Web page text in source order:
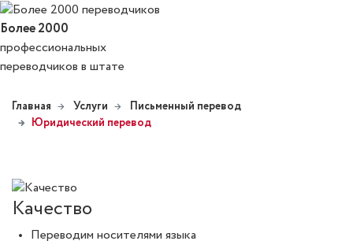
Более 2000
профессиональных
переводчиков в штате
Главная Услуги
Письменный перевод
Юридический перевод
Качество
Переводим носителями языка